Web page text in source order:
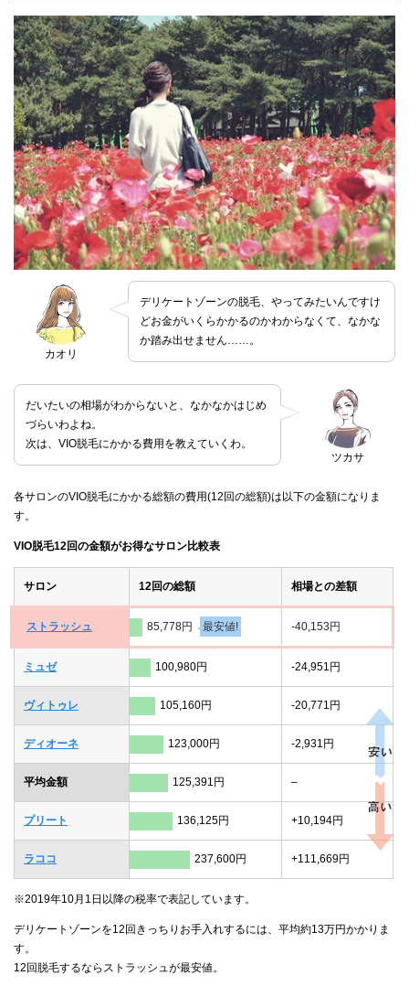
カオリ
デリケートゾーンの脱毛、やってみたいんですけ
どお金がいくらかかるのかわからなくて、なかな
か踏み出せません……。
ツカサ
だいたいの相場がわからないと、なかなかはじめ
づらいわよね。
次は、VIO脱毛にかかる費用を教えていくわ。
各サロンのVIO脱毛にかかる総額の費用(12回の総額)は以下の金額になりま
す。
VIO脱毛12回の金額がお得なサロン比較表
サロン 12回の総額 相場との差額
ストラッシュ 85,778円 最安値! -40,153円
ミュゼ 100,980円 -24,951円
ヴィトゥレ 105,160円 -20,771円
ディオーネ 123,000円 -2,931円
平均金額 125,391円 –
プリート 136,125円 +10,194円
ラココ 237,600円 +111,669円
※2019年10月1日以降の税率で表記しています。
デリケートゾーンを12回きっちりお手入れするには、平均約13万円かかりま
す。
12回脱毛するならストラッシュが最安値。